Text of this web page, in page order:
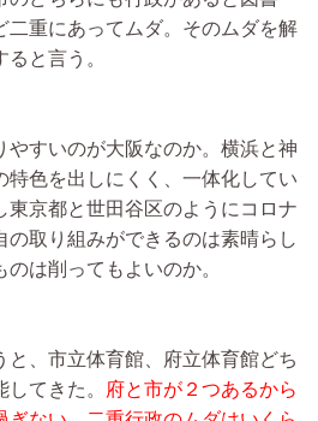
二重にあってムダ。そのムダを解
と言う。
やすいのが大阪なのか。横浜と神
特色を出しにくく、一体化してい
東京都と世田谷区のようにコロナ
の取り組みができるのは素晴らし
は削ってもよいのか。
と、市立体育館、府立体育館どち
てきた。 府と市が２つあるから